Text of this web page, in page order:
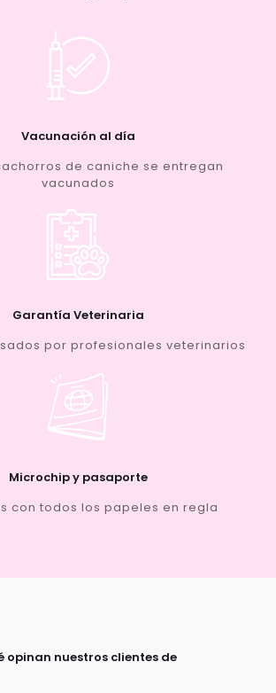
Vacunación al día
de caniche se entregan
vacunados
Garantía Veterinaria
por profesionales veterinarios
Microchip y pasaporte
con todos los papeles en regla
opinan nuestros clientes de